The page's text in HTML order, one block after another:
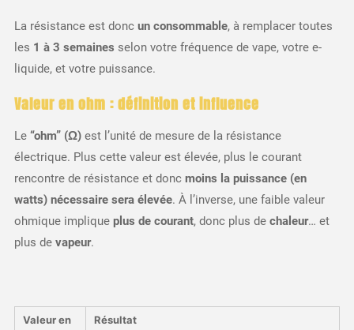
La résistance est donc un consommable, à remplacer toutes
les 1 à 3 semaines selon votre fréquence de vape, votre e-
liquide, et votre puissance.
Valeur en ohm : définition et influence
Le “ohm” (Ω)est l’unité de mesure de la résistance
électrique. Plus cette valeur est élevée, plus le courant
rencontre de résistance et donc moins la puissance (en
watts) nécessaire sera élevée. À l’inverse, une faible valeur
ohmique implique plus de courant, donc plus de chaleur… et
plus de vapeur.
Valeur en
Résultat